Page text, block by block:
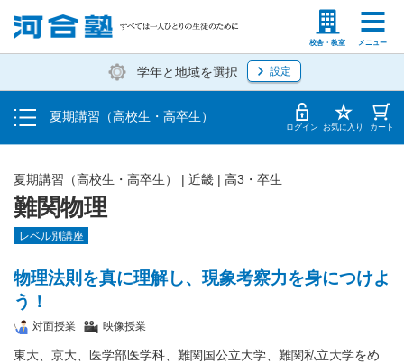
校舎・教室 メニュー
塾生の方 高等学校の先生
学年と地域を選択 設定
夏期講習（高校生・高卒生）
受講料・お申し込み方法
受講開始までの流れ
校舎・教室一覧 ログイン お気に入り カート
難関物理
夏期講習（高校生・高卒生） | 近畿 | 高3・卒生
レベル別講座
物理法則を真に理解し、現象考察力を身につけよ
う！
対面授業 映像授業
東大、京大、医学部医学科、難関国公立大学、難関私立大学をめ